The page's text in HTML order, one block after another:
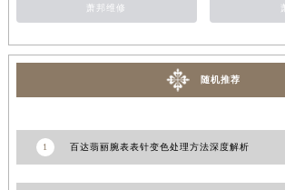
萧邦维修
随机推荐
1 百达翡丽腕表表针变色处理方法深度解析